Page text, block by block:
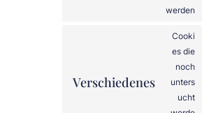
werden
Verschiedenes
Cooki
es die
noch
unters
ucht